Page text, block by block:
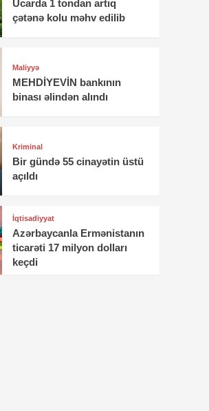
Ucarda 1 tondan artıq
çətənə kolu məhv edilib
Maliyyə
MEHDİYEVİN bankının
binası əlindən alındı
Kriminal
Bir gündə 55 cinayətin üstü
açıldı
İqtisadiyyat
Azərbaycanla Ermənistanın
ticarəti 17 milyon dolları
keçdi